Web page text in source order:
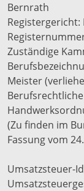
Bernrath
Zuständige
Meister
(Zu finden im
Fassung vom
Umsatzsteuer-